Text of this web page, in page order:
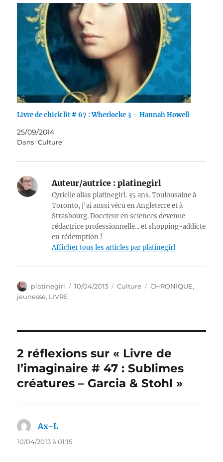
Livre de chick lit # 67 : Wherlocke 3 – Hannah Howell
25/09/2014
Dans "Culture"
Auteur/autrice : platinegirl
Cyrielle alias platinegirl. 35 ans. Toulousaine à
Toronto, j'ai aussi vécu en Angleterre et à
Strasbourg. Doccteur en sciences devenue
rédactrice professionnelle... et shopping-addicte
en rédemption !
Afficher tous les articles par platinegirl
Auteur
platinegirl
Publié
10/04/2013 Catégories
Culture Étiquettes
CHRONIQUE,
jeunesse, LIVRE
2 réflexions sur « Livre de
l’imaginaire # 47 : Sublimes
créatures – Garcia & Stohl »
Ax-L
10/04/2013 à 01:15